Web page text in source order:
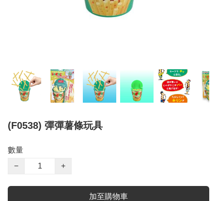
(F0538) 彈彈薯條玩具
數量
−
+
加至購物車